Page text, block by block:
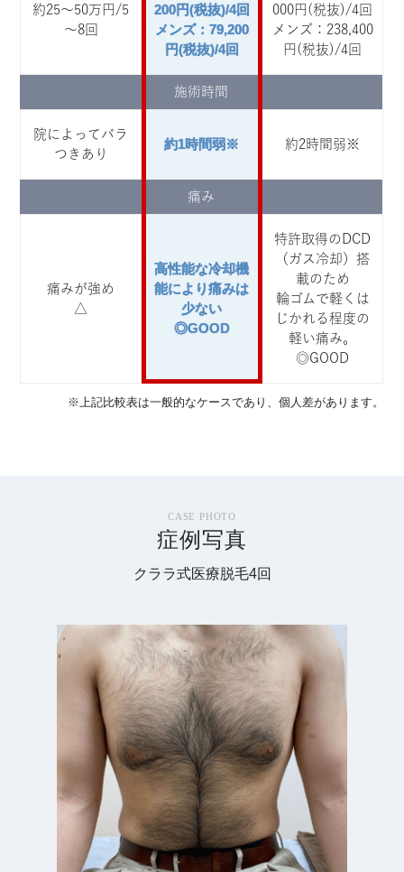
約25～50万円/5
～8回
200円(税抜)/4回
メンズ：79,200
円(税抜)/4回
000円(税抜)/4回
メンズ：238,400
円(税抜)/4回
施術時間
院によってバラ
つきあり
約1時間弱※ 約2時間弱※
痛み
痛みが強め
△
高性能な冷却機
能により痛みは
少ない
◎GOOD
特許取得のDCD
（ガス冷却）搭
載のため
輪ゴムで軽くは
じかれる程度の
軽い痛み。
◎GOOD
※上記比較表は一般的なケースであり、個人差があります。
CASE PHOTO
症例写真
クララ式医療脱毛4回